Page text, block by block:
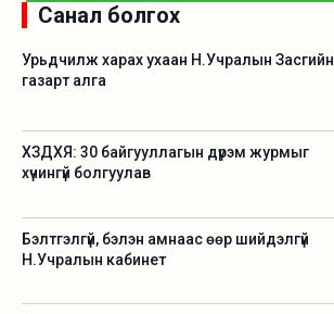
Санал болгох
Урьдчилж харах ухаан Н.Учралын Засгийн
газарт алга
ХЗДХЯ: 30 байгууллагын дүрэм журмыг
хүчингүй болгуулав
Бэлтгэлгүй, бэлэн амнаас өөр шийдэлгүй
Н.Учралын кабинет